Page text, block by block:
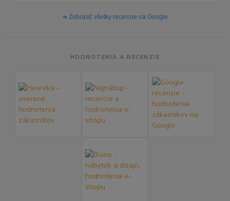
➜ Zobraziť všetky recenzie na Google
HODNOTENIA A RECENZIE